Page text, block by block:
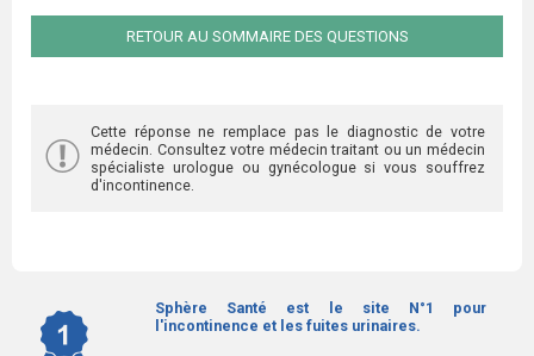
RETOUR AU SOMMAIRE DES QUESTIONS
Cette réponse ne remplace pas le diagnostic de votre
médecin. Consultez votre médecin traitant ou un médecin
spécialiste urologue ou gynécologue si vous souffrez
d'incontinence.
Sphère Santé est le site N°1 pour
l'incontinence et les fuites urinaires.